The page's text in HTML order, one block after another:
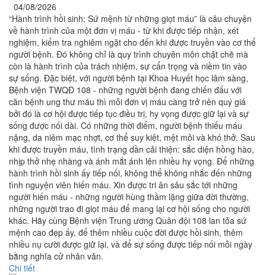
04/08/2026
“Hành trình hồi sinh: Sứ mệnh từ những giọt máu” là câu chuyện
về hành trình của một đơn vị máu - từ khi được tiếp nhận, xét
nghiệm, kiểm tra nghiêm ngặt cho đến khi được truyền vào cơ thể
người bệnh. Đó không chỉ là quy trình chuyên môn chặt chẽ mà
còn là hành trình của trách nhiệm, sự cẩn trọng và niềm tin vào
sự sống. Đặc biệt, với người bệnh tại Khoa Huyết học lâm sàng,
Bệnh viện TWQĐ 108 - những người bệnh đang chiến đấu với
căn bệnh ung thư máu thì mỗi đơn vị máu càng trở nên quý giá
bởi đó là cơ hội được tiếp tục điều trị, hy vọng được giữ lại và sự
sống được nối dài. Có những thời điểm, người bệnh thiếu máu
nặng, da niêm mạc nhợt, cơ thể suy kiệt, mệt mỏi và khó thở. Sau
khi được truyền máu, tình trạng dần cải thiện: sắc diện hồng hào,
nhịp thở nhẹ nhàng và ánh mắt ánh lên nhiều hy vọng. Để những
hành trình hồi sinh ấy tiếp nối, không thể không nhắc đến những
tình nguyện viên hiến máu. Xin được tri ân sâu sắc tới những
người hiến máu - những người hùng thầm lặng giữa đời thường,
những người trao đi giọt máu để mang lại cơ hội sống cho người
khác. Hãy cùng Bệnh viện Trung ương Quân đội 108 lan tỏa sứ
mệnh cao đẹp ấy, để thêm nhiều cuộc đời được hồi sinh, thêm
nhiều nụ cười được giữ lại, và để sự sống được tiếp nối mỗi ngày
bằng nghĩa cử nhân văn.
Chi tiết